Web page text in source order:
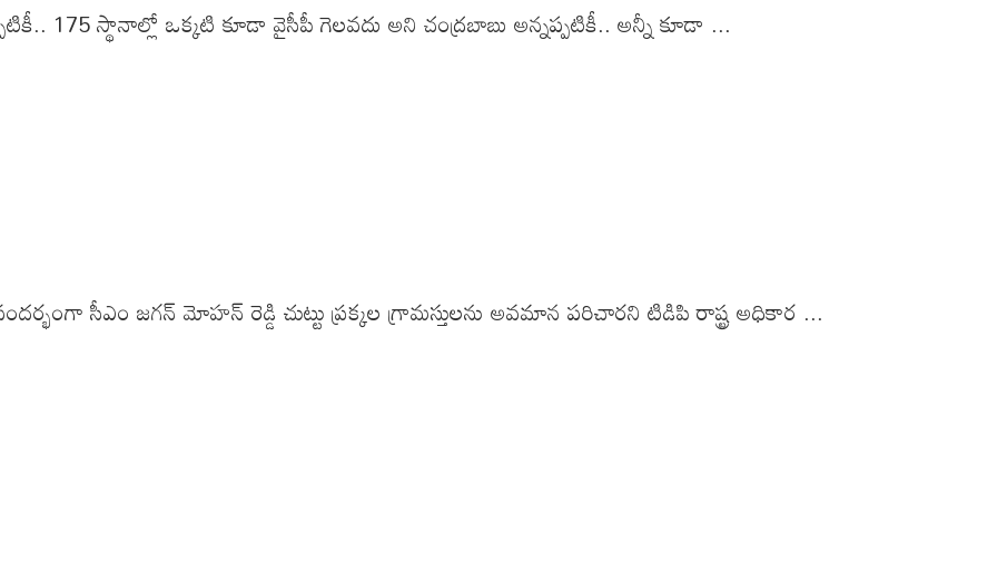
175 స్థానాల్లో ఒక్కటి కూడా వైసీపీ గెలవదు అని చంద్రబాబు అన్నప్పటికీ.. అన్నీ కూడా ...
సీఎం జగన్ మోహన్ రెడ్డి చుట్టు ప్రక్కల గ్రామస్తులను అవమాన పరిచారని టిడిపి రాష్ట్ర అధికార ...